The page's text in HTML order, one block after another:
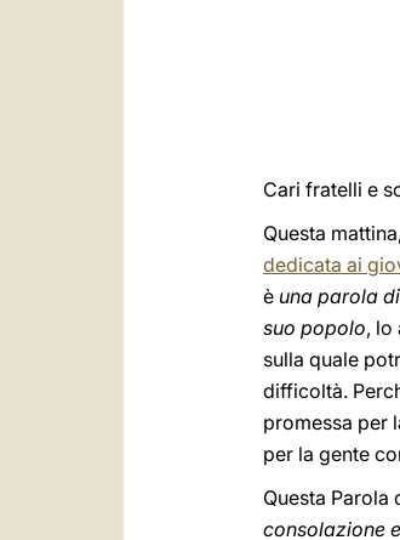
Cari fratelli e
Questa
dedicata ai
è una parola
suo popolo, lo
sulla quale
difficoltà.
promessa per
per la gente
Questa Parola
consolazione